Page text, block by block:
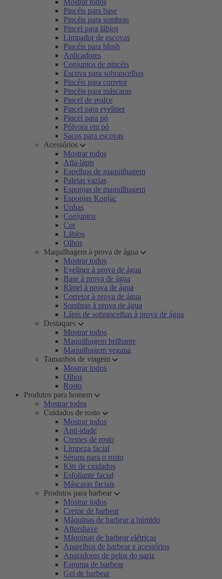
Mostrar todos
Pincéis para base
Pincéis para sombras
Pincel para lábios
Limpador de escovas
Pincéis para blush
Aplicadores
Conjuntos de pincéis
Escova para sobrancelhas
Pincéis para corretor
Pincéis para máscaras
Pincel de realce
Pincel para eyeliner
Pincel para pó
Pólvora em pó
Sacos para escovas
Acessórios
Mostrar todos
Afia-lápis
Espelhos de maquilhagem
Paletas vazias
Esponjas de maquilhagem
Esponjas Konjac
Unhas
Conjuntos
Cor
Lábios
Olhos
Maquilhagem à prova de água
Mostrar todos
Eyeliner à prova de água
Base à prova de água
Rímel à prova de água
Corretor à prova de água
Sombras à prova de água
Lápis de sobrancelhas à prova de água
Destaques
Mostrar todos
Maquilhagem brilhante
Maquilhagem vegana
Tamanhos de viagem
Mostrar todos
Olhos
Rosto
Produtos para homem
Mostrar todos
Cuidados de rosto
Mostrar todos
Anti-idade
Cremes de rosto
Limpeza facial
Séruns para o rosto
Kits de cuidados
Esfoliante facial
Máscaras faciais
Produtos para barbear
Mostrar todos
Creme de barbear
Máquinas de barbear a húmido
Aftershave
Máquinas de barbear elétricas
Aparelhos de barbear e acessórios
Aparadores de pelos do nariz
Espuma de barbear
Gel de barbear